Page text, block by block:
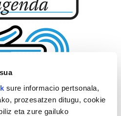
sure informacio pertsonala,
prozesatzen ditugu, cookie
eta zure gailuko